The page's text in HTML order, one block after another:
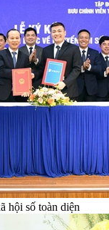
hội số toàn diện